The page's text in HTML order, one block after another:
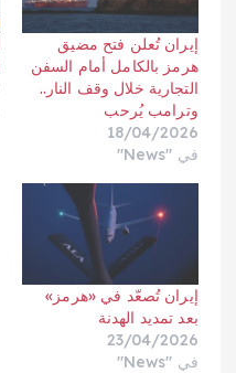
إيران تُعلن فتح مضيق
هرمز بالكامل أمام السفن
التجارية خلال وقف النار..
وترامب يُرحب
18/04/2026
في "News"
إيران تُصعّد في «هرمز»
بعد تمديد الهدنة
23/04/2026
في "News"